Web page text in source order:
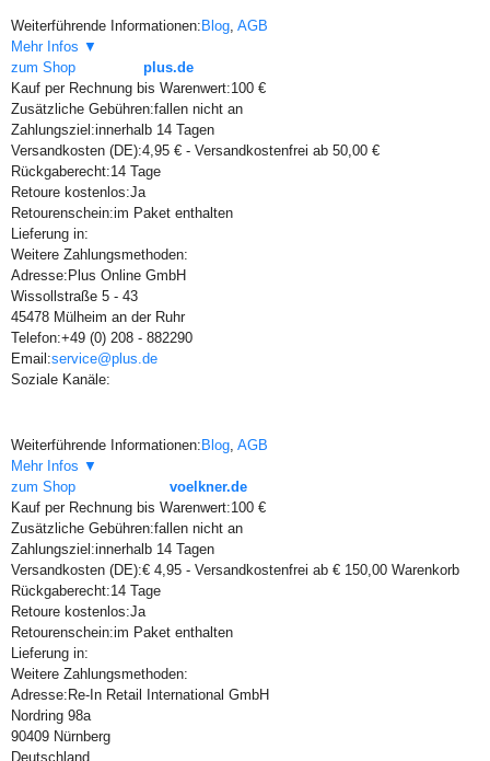
Weiterführende Informationen: Blog, AGB
Mehr Infos ▼
zum Shop
plus.de
Kauf per Rechnung bis Warenwert:100 €
Zusätzliche Gebühren:fallen nicht an
Zahlungsziel:innerhalb 14 Tagen
Versandkosten (DE):4,95 € - Versandkostenfrei ab 50,00 €
Rückgaberecht:14 Tage
Retoure kostenlos:Ja
Retourenschein:im Paket enthalten
Lieferung in:
Weitere Zahlungsmethoden:
Adresse: Plus Online GmbH
Wissollstraße 5 - 43
45478 Mülheim an der Ruhr
Telefon:+49 (0) 208 - 882290
Email:service@plus.de
Soziale Kanäle:
Weiterführende Informationen: Blog, AGB
Mehr Infos ▼
zum Shop
voelkner.de
Kauf per Rechnung bis Warenwert:100 €
Zusätzliche Gebühren:fallen nicht an
Zahlungsziel:innerhalb 14 Tagen
Versandkosten (DE):€ 4,95 - Versandkostenfrei ab € 150,00 Warenkorb
Rückgaberecht:14 Tage
Retoure kostenlos:Ja
Retourenschein:im Paket enthalten
Lieferung in:
Weitere Zahlungsmethoden:
Adresse: Re-In Retail International GmbH
Nordring 98a
90409 Nürnberg
Deutschland